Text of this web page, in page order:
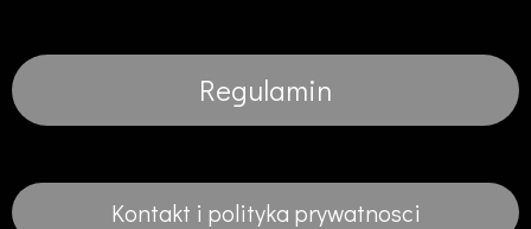
Regulamin
Kontakt i polityka prywatnosci